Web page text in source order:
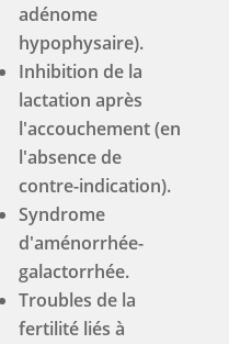
adénome
hypophysaire).
Inhibition de la
lactation après
l'accouchement (en
l'absence de
contre-indication).
Syndrome
d'aménorrhée-
galactorrhée.
Troubles de la
fertilité liés à